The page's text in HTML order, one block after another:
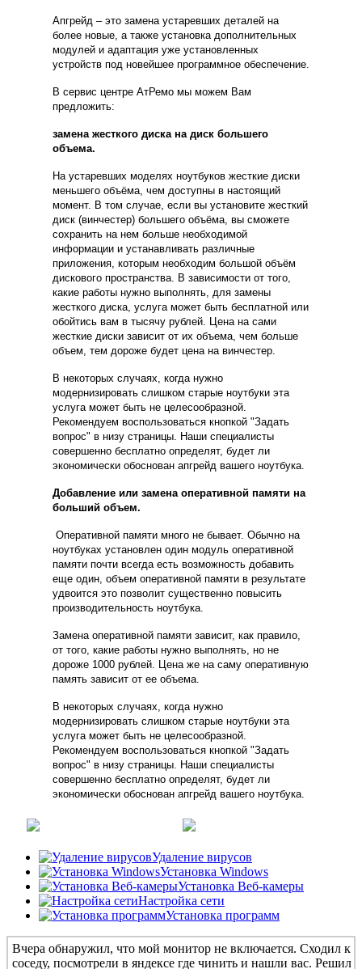
Апгрейд – это замена устаревших деталей на
более новые, а также установка дополнительных
модулей и адаптация уже установленных
устройств под новейшее программное обеспечение.
В сервис центре АтРемо мы можем Вам
предложить:
замена жесткого диска на диск большего
объема.
На устаревших моделях ноутбуков жесткие диски
меньшего объёма, чем доступны в настоящий
момент. В том случае, если вы установите жесткий
диск (винчестер) большего объёма, вы сможете
сохранить на нем больше необходимой
информации и устанавливать различные
приложения, которым необходим большой объём
дискового пространства. В зависимости от того,
какие работы нужно выполнять, для замены
жесткого диска, услуга может быть бесплатной или
обойтись вам в тысячу рублей. Цена на сами
жесткие диски зависит от их объема, чем больше
объем, тем дороже будет цена на винчестер.
В некоторых случаях, когда нужно
модернизировать слишком старые ноутбуки эта
услуга может быть не целесообразной.
Рекомендуем воспользоваться кнопкой "Задать
вопрос" в низу страницы.
Наши специалисты
совершенно бесплатно определят, будет ли
экономически обоснован апгрейд вашего ноутбука.
Добавление или замена оперативной памяти на
больший объем.
Оперативной памяти много не бывает. Обычно на
ноутбуках установлен один модуль оперативной
памяти почти всегда есть возможность добавить
еще один, объем оперативной памяти в результате
удвоится это позволит существенно повысить
производительность ноутбука.
Замена оперативной памяти зависит, как правило,
от того, какие работы нужно выполнять, но не
дороже 1000 рублей. Цена же на саму оперативную
память зависит от ее объема.
В некоторых случаях, когда нужно
модернизировать слишком старые ноутбуки эта
услуга может быть не целесообразной.
Рекомендуем воспользоваться кнопкой "Задать
вопрос" в низу страницы.
Наши специалисты
совершенно бесплатно определят, будет ли
экономически обоснован апгрейд вашего ноутбука.
Удаление вирусов
Установка Windows
Установка Веб-камеры
Настройка сети
Установка программ
Вчера обнаружил, что мой монитор не включается. Сходил к
соседу, посмотрели в яндексе где чинить и нашли вас. Решил